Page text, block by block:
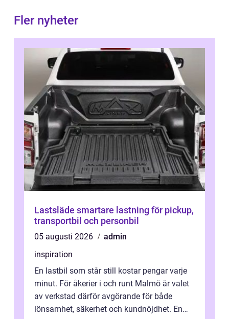
Fler nyheter
Lastsläde smartare lastning för pickup,
transportbil och personbil
05 augusti 2026
admin
inspiration
En lastbil som står still kostar pengar varje
minut. För åkerier i och runt Malmö är valet
av verkstad därför avgörande för både
lönsamhet, säkerhet och kundnöjdhet. En